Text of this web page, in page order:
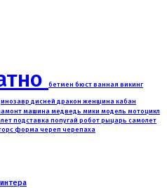
бетмен бюст ванная викинг
дисней дракон женщина кабан
машина медведь мики модель мотоцикл
подставка попугай робот рыцарь самолет
форма череп черепаха